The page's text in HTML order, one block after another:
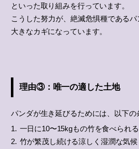
といった取り組みを行っています。
こうした努力が、絶滅危惧種である
大きなカギになっています。
理由③：唯一の適した土地
パンダが生き延びるためには、以下の
一日に10〜15kgもの竹を食べられ
竹が繁茂し続ける涼しく湿潤な気候